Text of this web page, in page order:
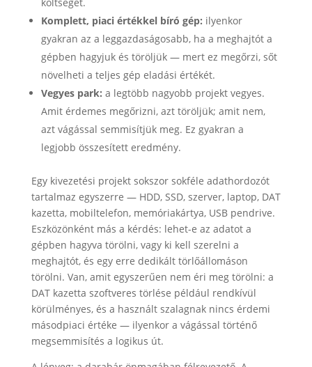
Komplett, piaci értékkel bíró gép: ilyenkor
gyakran az a leggazdaságosabb, ha a meghajtót a
gépben hagyjuk és töröljük — mert ez megőrzi, sőt
növelheti a teljes gép eladási értékét.
Vegyes park: a legtöbb nagyobb projekt vegyes.
Amit érdemes megőrizni, azt töröljük; amit nem,
azt vágással semmisítjük meg. Ez gyakran a
legjobb összesített eredmény.
Egy kivezetési projekt sokszor sokféle adathordozót
tartalmaz egyszerre — HDD, SSD, szerver, laptop, DAT
kazetta, mobiltelefon, memóriakártya, USB pendrive.
Eszközönként más a kérdés: lehet-e az adatot a
gépben hagyva törölni, vagy ki kell szerelni a
meghajtót, és egy erre dedikált törlőállomáson
törölni. Van, amit egyszerűen nem éri meg törölni: a
DAT kazetta szoftveres törlése például rendkívül
körülményes, és a használt szalagnak nincs érdemi
másodpiaci értéke — ilyenkor a vágással történő
megsemmisítés a logikus út.